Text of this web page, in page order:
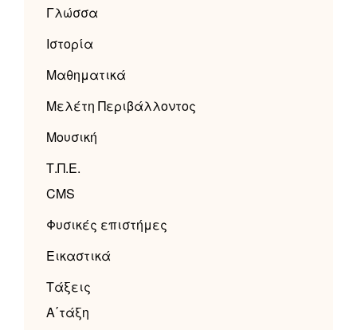
Γλώσσα
Ιστορία
Μαθηματικά
Μελέτη Περιβάλλοντος
Μουσική
Τ.Π.Ε.
CMS
Φυσικές επιστήμες
Εικαστικά
Τάξεις
Α΄τάξη